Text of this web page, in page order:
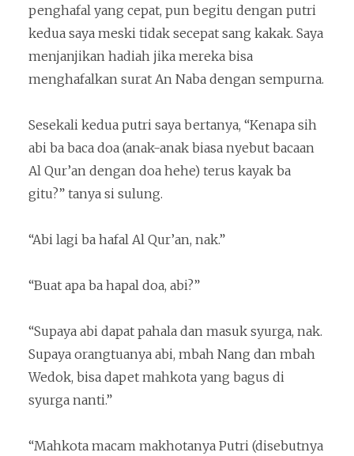
penghafal yang cepat, pun begitu dengan putri
kedua saya meski tidak secepat sang kakak. Saya
menjanjikan hadiah jika mereka bisa
menghafalkan surat An Naba dengan sempurna.
Sesekali kedua putri saya bertanya, “Kenapa sih
abi ba baca doa (anak-anak biasa nyebut bacaan
Al Qur’an dengan doa hehe) terus kayak ba
gitu?” tanya si sulung.
“Abi lagi ba hafal Al Qur’an, nak.”
“Buat apa ba hapal doa, abi?”
“Supaya abi dapat pahala dan masuk syurga, nak.
Supaya orangtuanya abi, mbah Nang dan mbah
Wedok, bisa dapet mahkota yang bagus di
syurga nanti.”
“Mahkota macam makhotanya Putri (disebutnya